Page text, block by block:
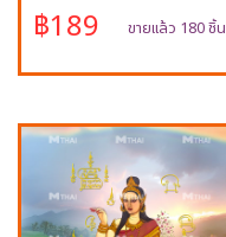
฿189 ขายแล้ว 180 ชิ้น